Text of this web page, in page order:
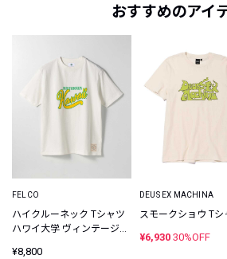
おすすめのアイ
FELCO
ハイクルーネック Tシャツ
ハワイ大学 ヴィンテージカ
¥8,800
DEUS EX MACHINA
スモークショウ Tシ
¥6,930 30%OFF